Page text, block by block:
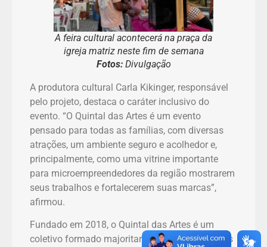
A feira cultural acontecerá na praça da
igreja matriz neste fim de semana
Fotos:Divulgação
A produtora cultural Carla Kikinger, responsável
pelo projeto, destaca o caráter inclusivo do
evento. “O Quintal das Artes é um evento
pensado para todas as famílias, com diversas
atrações, um ambiente seguro e acolhedor e,
principalmente, como uma vitrine importante
para microempreendedores da região mostrarem
seus trabalhos e fortalecerem suas marcas”,
afirmou.
Fundado em 2018, o Quintal das Artes é um
coletivo formado majoritariamente por mulheres